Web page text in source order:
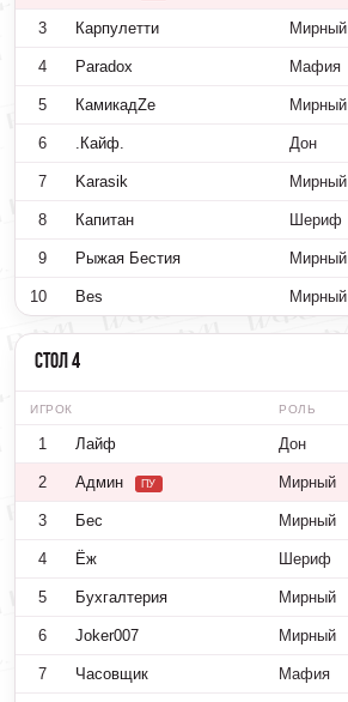
3 Карпулетти Мирный
4 Paradox Мафия
5 КамикадZе Мирный
6 .Кайф. Дон
7 Karasik Мирный
8 Капитан Шериф
9 Рыжая Бестия Мирный
10 Bes Мирный
Стол 4
ИГРОК РОЛЬ
1 Лайф Дон
2 Админ ПУ Мирный
3 Бес Мирный
4 Ёж Шериф
5 Бухгалтерия Мирный
6 Joker007 Мирный
7 Часовщик Мафия